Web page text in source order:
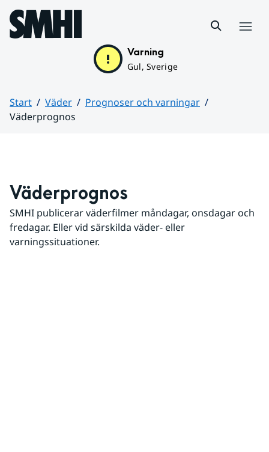
Hoppa till sidans innehåll
Varning
Gul, Sverige
Start Väder
Prognoser och varningar
Väderprognos
Väderprognos
SMHI publicerar väderfilmer måndagar, onsdagar och
fredagar. Eller vid särskilda väder- eller
varningssituationer.